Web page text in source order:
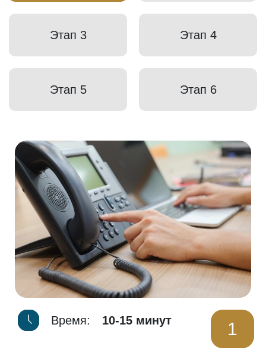
Этап 3 Этап 4
Этап 5 Этап 6
Время: 10-15 минут 1